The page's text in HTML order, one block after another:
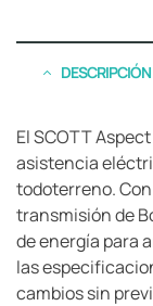
DESCRIPCIÓN
El SCOTT
asistencia
todoterreno.
transmisión de
de energía para
las
cambios sin